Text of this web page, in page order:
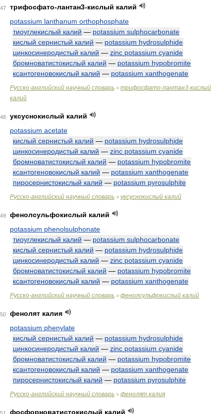
47
трифосфато-лантан3-кислый калий
potassium lanthanum orthophosphate
тиоуглекислый калий — potassium sulphocarbonate
кислый сернистый калий — potassium hydrosulphide
цинкосинеродистый калий — zinc potassium cyanide
бромноватистокислый калий — potassium hypobromite
ксантогеновокислый калий — potassium xanthogenate
Русско-английский научный словарь > трифосфато-лантан3-кислый
калий
48
уксуснокислый калий
potassium acetate
кислый сернистый калий — potassium hydrosulphide
цинкосинеродистый калий — zinc potassium cyanide
бромноватистокислый калий — potassium hypobromite
ксантогеновокислый калий — potassium xanthogenate
пиросернистокислый калий — potassium pyrosulphite
Русско-английский научный словарь > уксуснокислый калий
49
фенолсульфокислый калий
potassium phenolsulphonate
тиоуглекислый калий — potassium sulphocarbonate
кислый сернистый калий — potassium hydrosulphide
цинкосинеродистый калий — zinc potassium cyanide
бромноватистокислый калий — potassium hypobromite
ксантогеновокислый калий — potassium xanthogenate
Русско-английский научный словарь > фенолсульфокислый калий
50
фенолят калия
potassium phenylate
кислый сернистый калий — potassium hydrosulphide
цинкосинеродистый калий — zinc potassium cyanide
бромноватистокислый калий — potassium hypobromite
ксантогеновокислый калий — potassium xanthogenate
пиросернистокислый калий — potassium pyrosulphite
Русско-английский научный словарь > фенолят калия
фосфорноватистокислый калий